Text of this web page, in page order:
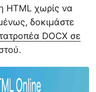
HTML χωρίς να
δοκιμάστε
DOCX σε